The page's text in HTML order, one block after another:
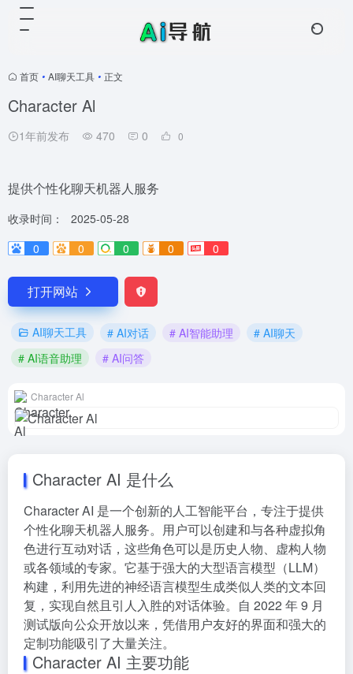
首页 • AI聊天工具 • 正文
Character Al
1年前发布 470 0 0
提供个性化聊天机器人服务
收录时间：
2025-05-28
0
0 0 0 0
打开网站
AI聊天工具 # AI对话 # AI智能助理
# AI聊天
# AI语音助理
# AI问答
Character Al
Character AI 是什么
Character AI 是一个创新的人工智能平台，专注于提供
个性化聊天机器人服务。用户可以创建和与各种虚拟角
色进行互动对话，这些角色可以是历史人物、虚构人物
或各领域的专家。它基于强大的大型语言模型（LLM）
构建，利用先进的神经语言模型生成类似人类的文本回
复，实现自然且引人入胜的对话体验。自 2022 年 9 月
测试版向公众开放以来，凭借用户友好的界面和强大的
定制功能吸引了大量关注。
Character AI 主要功能